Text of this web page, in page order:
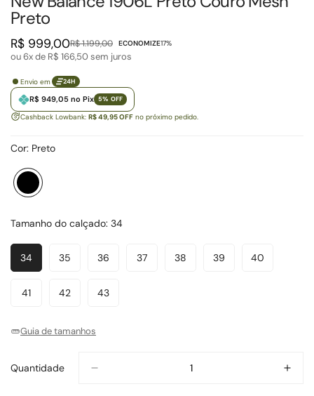
Preto
Preço
de
R$ 999,00
Preço
regular
R$ 1.199,00 ECONOMIZE17%
ou 6x de R$ 166,50sem juros
Envio em 24H
R$ 949,05 no Pix 5% OFF
Cashback Lowbank: R$ 49,95 OFF no próximo pedido.
Cor: Preto
Preto
Variante
ou
Tamanho do calçado: 34
34Variante
Esgotada
Ou
35Variante
Ou
Indisponível
36Variante
Ou
Indisponível
37Variante38Variante39Variante40Variante
41Variante
Indisponível
42Variante
Indisponível
43Variante
Guia de tamanhos
Quantidade